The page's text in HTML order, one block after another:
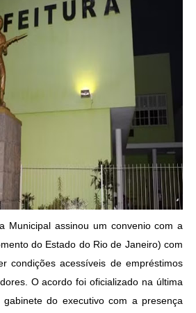
Municipal assinou um convenio com a
do Estado do Rio de Janeiro) com
condições acessíveis de empréstimos
O acordo foi oficializado na última
do executivo com a presença